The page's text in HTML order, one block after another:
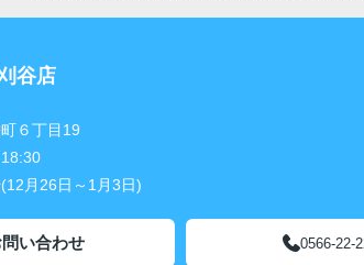
谷店
６丁目19
月26日～1月3日)
問い合わせ 0566-22-